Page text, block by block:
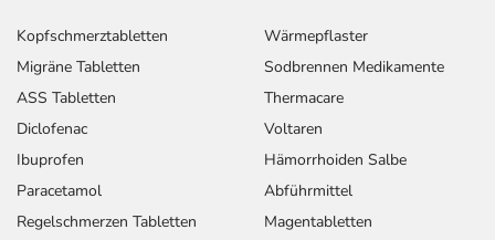
Kopfschmerztabletten
Migräne Tabletten
ASS Tabletten
Diclofenac
Ibuprofen
Paracetamol
Regelschmerzen Tabletten
Wärmepflaster
Sodbrennen Medikamente
Thermacare
Voltaren
Hämorrhoiden Salbe
Abführmittel
Magentabletten